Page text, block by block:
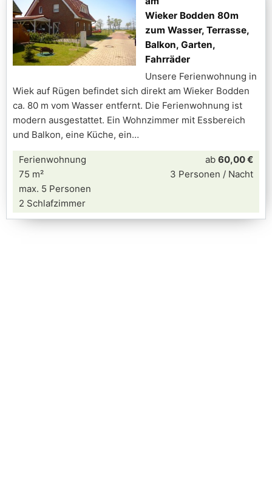
Wieker Bodden 80m
zum Wasser, Terrasse,
Balkon, Garten,
Fahrräder
Unsere Ferienwohnung in
Wiek auf Rügen befindet sich direkt am Wieker Bodden
ca. 80 m vom Wasser entfernt. Die Ferienwohnung ist
modern ausgestattet. Ein Wohnzimmer mit Essbereich
und Balkon, eine Küche, ein
Ferienwohnung
75 m²
max. 5 Personen
2 Schlafzimmer
ab 60,00 €
3 Personen / Nacht